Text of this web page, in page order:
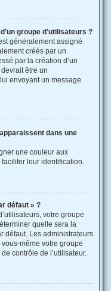
groupe d’utilisateurs ?
généralement assigné
créés par un
par la création d’un
être un
envoyant un message
dans une
une couleur aux
leur identification.
défaut » ?
votre groupe
quelle sera la
défaut. Les administrateurs
même votre groupe
contrôle de l’utilisateur.